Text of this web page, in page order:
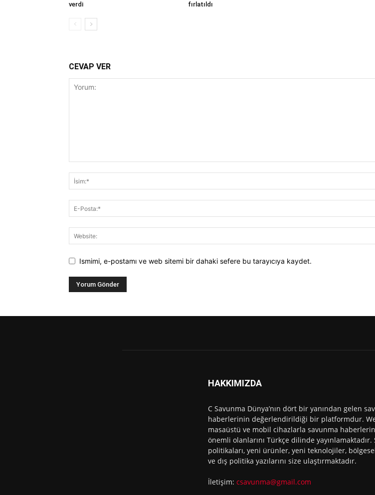
verdi
fırlatıldı
CEVAP VER
Ismimi, e-postamı ve web sitemi bir dahaki sefere bu tarayıcıya kaydet.
HAKKIMIZDA
C Savunma Dünya’nın dört bir yanından gelen
haberlerinin değerlendirildiği bir platformdur.
masaüstü ve mobil cihazlarla savunma
önemli olanlarını Türkçe dilinde yayınlamaktadır.
politikaları, yeni ürünler, yeni teknolojiler,
ve dış politika yazılarını size ulaştırmaktadır.
İletişim: csavunma@gmail.com